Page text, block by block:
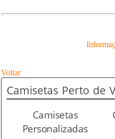
Voltar
Camisetas Perto de
Camisetas
Personalizadas